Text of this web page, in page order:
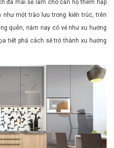
đá mài sẽ làm cho căn hộ thêm hấp
một trào lưu trong kiến trúc, trên
quên, năm nay có vẻ như xu hướng
tiết phá cách sẽ trở thành xu hướng